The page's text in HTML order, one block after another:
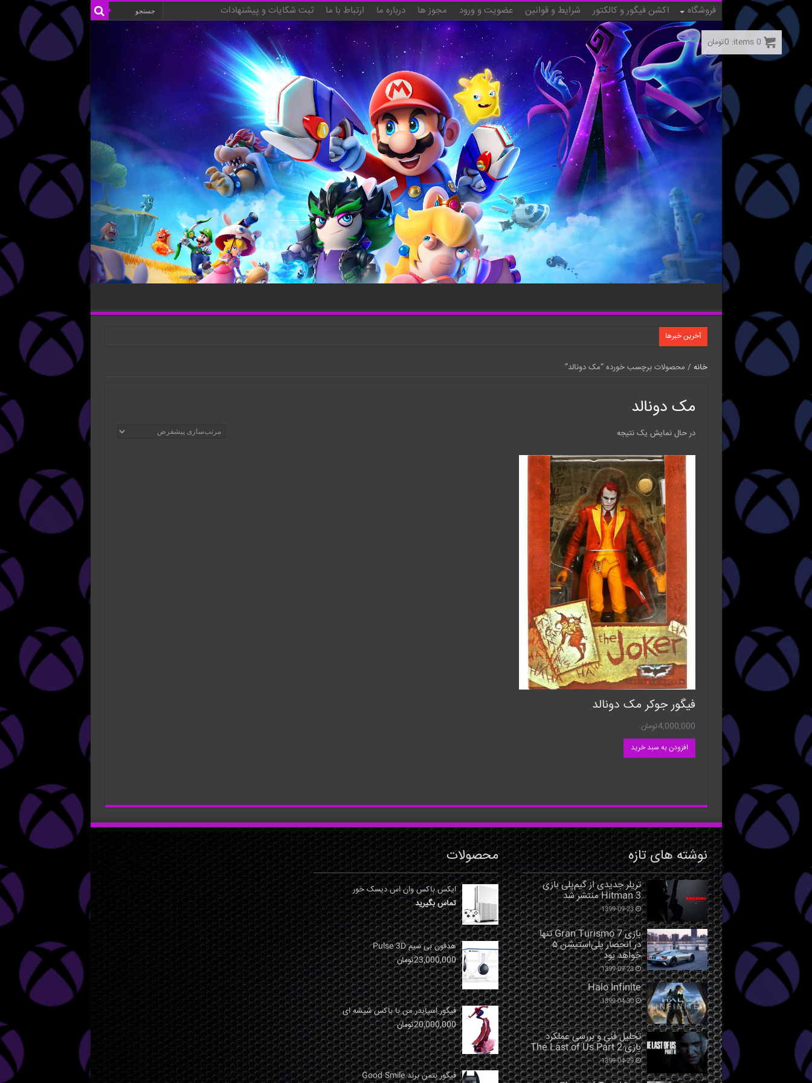
فروشگاه اکشن فیگور و کالکتور شرایط و قوانین عضویت و ورود مجوز ها درباره ما ارتباط با ما ثبت شکایات و پیشنهادات
آخرین خبرها
خانه / محصولات برچسب خورده “مک دونالد”
مک دونالد
در حال نمایش یک نتیجه
فیگور جوکر مک دونالد
4,000,000تومان
افزودن به سبد خرید
نوشته های تازه
تریلر جدیدی از گیم‌پلی بازی
Hitman 3 منتشر شد
1399-09-23
بازی Gran Turismo 7 تنها
در انحصار پلی‌استیشن ۵
خواهد بود
1399-09-23
Halo Infinite
1399-04-30
تحلیل فنی و بررسی عملکرد
بازی The Last of Us Part 2
1399-04-29
محصولات
ایکس باکس وان اس دیسک خور
تماس بگیرید
هدفون بی سیم Pulse 3D
23,000,000تومان
فیگور اسپایدر من با باکس شیشه ای
20,000,000تومان
فیگور بتمن برند Good Smile
0
items:
0تومان